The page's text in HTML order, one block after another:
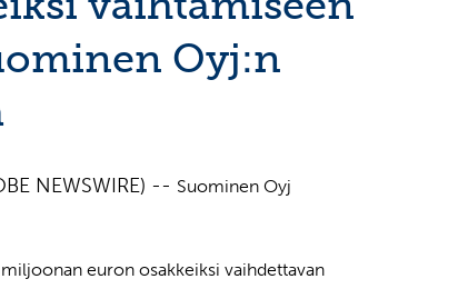
Oyj:n
NEWSWIRE) -- Suominen Oyj
euron osakkeiksi vaihdettavan